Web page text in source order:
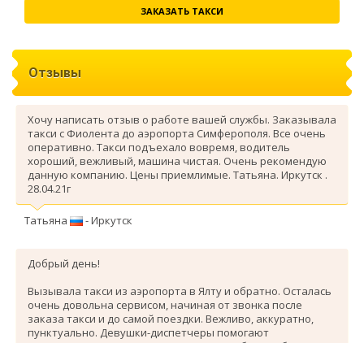
ЗАКАЗАТЬ ТАКСИ
Отзывы
Хочу написать отзыв о работе вашей службы. Заказывала
такси с Фиолента до аэропорта Симферополя. Все очень
оперативно. Такси подъехало вовремя, водитель
хороший, вежливый, машина чистая. Очень рекомендую
данную компанию. Цены приемлимые. Татьяна. Иркутск .
28.04.21г
Татьяна - Иркутск
Добрый день!
Вызывала такси из аэропорта в Ялту и обратно. Осталась
очень довольна сервисом, начиная от звонка после
заказа такси и до самой поездки. Вежливо, аккуратно,
пунктуально. Девушки-диспетчеры помогают